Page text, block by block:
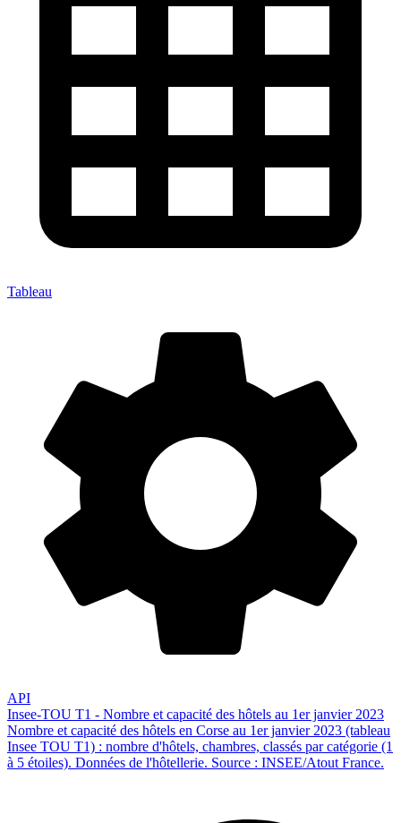
Tableau
API
Insee-TOU T1 - Nombre et capacité des hôtels au 1er janvier 2023
Nombre et capacité des hôtels en Corse au 1er janvier 2023 (tableau
Insee TOU T1) : nombre d'hôtels, chambres, classés par catégorie (1
à 5 étoiles). Données de l'hôtellerie. Source : INSEE/Atout France.